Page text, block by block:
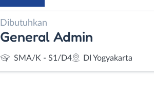
Dibutuhkan
General Admin
SMA/K - S1/D4 DI Yogyakarta